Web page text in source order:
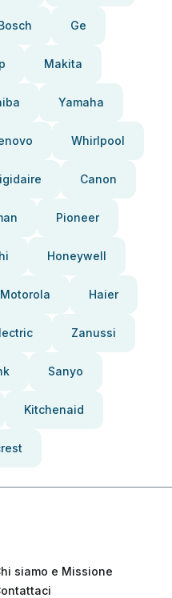
Ge
Makita
Yamaha
Whirlpool
Canon
Pioneer
Honeywell
Motorola Haier
Zanussi
Sanyo
Kitchenaid
siamo e Missione